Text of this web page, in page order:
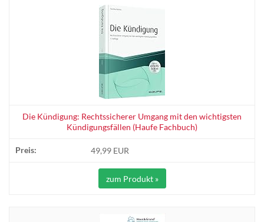
Die Kündigung: Rechtssicherer Umgang mit den wichtigsten
Kündigungsfällen (Haufe Fachbuch)
49,99 EUR
zum Produkt »